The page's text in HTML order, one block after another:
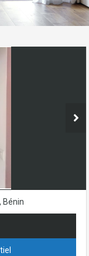
Bénin